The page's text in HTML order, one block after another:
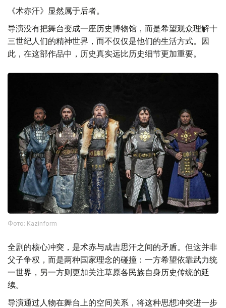
《术赤汗》显然属于后者。
导演没有把舞台变成一座历史博物馆，而是希望观众理解十
三世纪人们的精神世界，而不仅仅是他们的生活方式。因
此，在这部作品中，历史真实远比历史细节更加重要。
Фото: Kazinform
全剧的核心冲突，是术赤与成吉思汗之间的矛盾。但这并非
父子争权，而是两种国家理念的碰撞：一方希望依靠武力统
一世界，另一方则更加关注草原各民族自身历史传统的延
续。
导演通过人物在舞台上的空间关系，将这种思想冲突进一步